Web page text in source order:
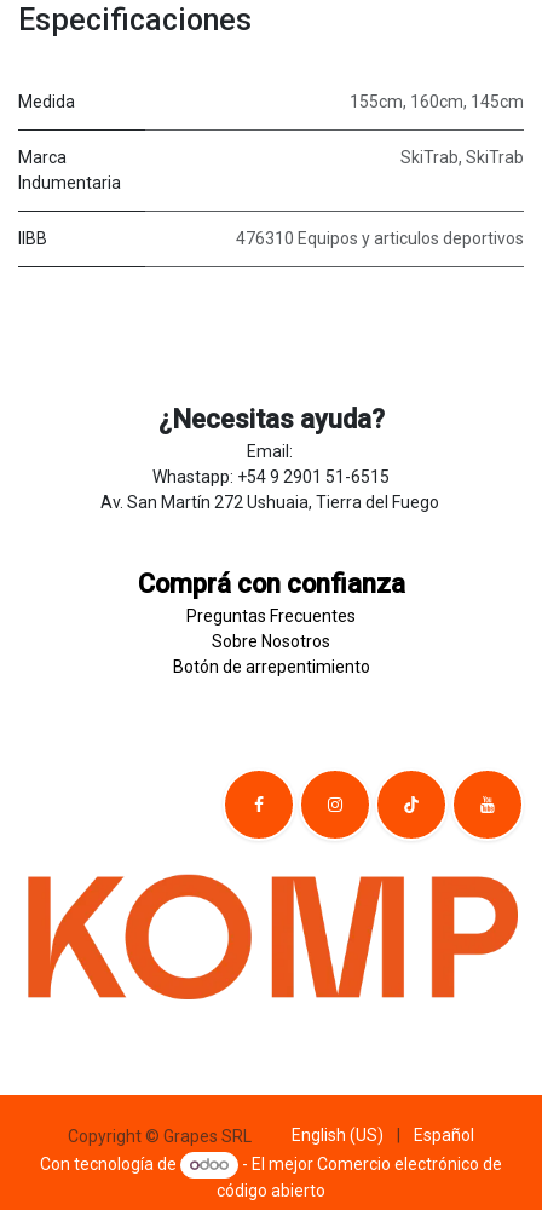
Especificaciones
Medida 155cm, 160cm, 145cm
Marca
Indumentaria
SkiTrab, SkiTrab
IIBB 476310 Equipos y articulos deportivos
¿Necesitas ayuda?
Email:
Whastapp: +54 9 2901 51-6515
Av. San Martín 272 Ushuaia, Tierra del Fuego
Comprá con confianza
Preguntas Frecuentes
Sobre Nosotros
Botón de ​arrepentim​​​iento
Copyright © Grapes SRL English (US)
Español
Con tecnología de
- El mejorComercio electrónico de
código abierto